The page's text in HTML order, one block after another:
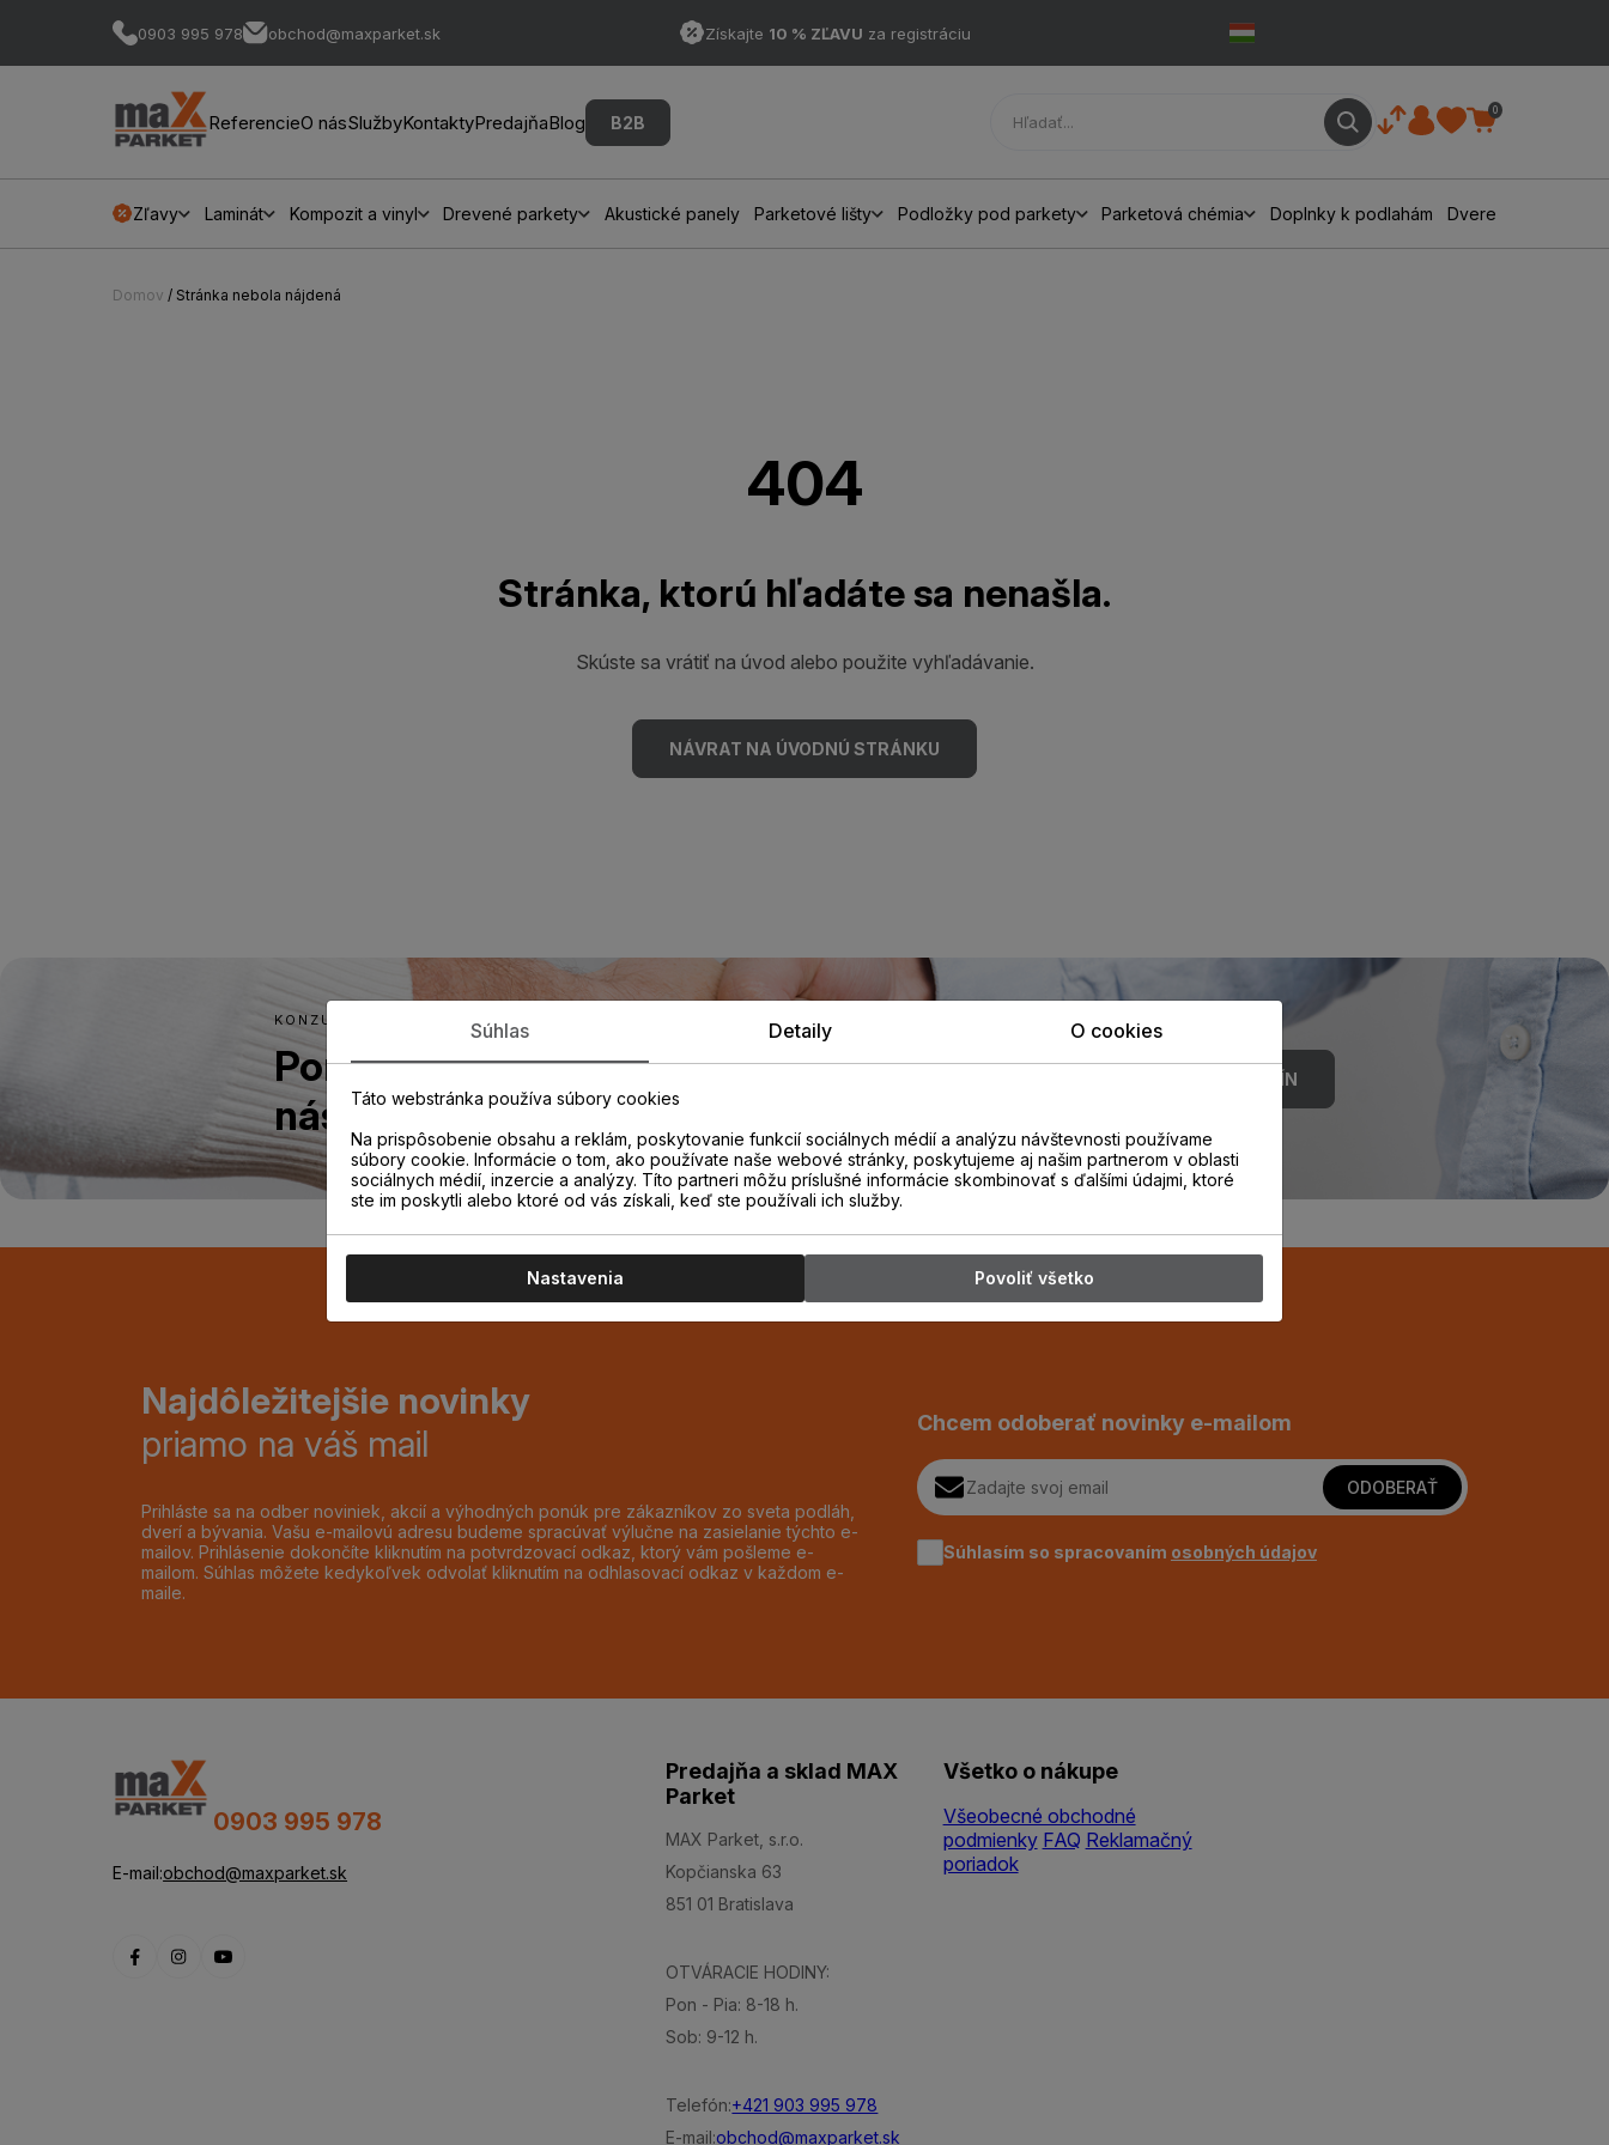
0903 995 978 obchod@maxparket.sk Získajte 10 % ZĽAVU za registráciu
ReferencieO násSlužbyKontaktyPredajňaBlog B2B
0
Zľavy Laminát Kompozit a vinyl Drevené parkety Akustické panely Parketové lišty Podložky pod parkety Parketová chémia Doplnky k podlahám Dvere
Domov / Stránka nebola nájdená
404
Stránka, ktorú hľadáte sa nenašla.
Skúste sa vrátiť na úvod alebo použite vyhľadávanie.
NÁVRAT NA ÚVODNÚ STRÁNKU
KONZULTÁCIA
Poraďte sa s odborníkom u
nás na predajni.
REZERVOVAŤ TERMÍN
Najdôležitejšie novinky
priamo na váš mail
Prihláste sa na odber noviniek, akcií a výhodných ponúk pre zákazníkov zo sveta podláh,
dverí a bývania. Vašu e-mailovú adresu budeme spracúvať výlučne na zasielanie týchto e-
mailov. Prihlásenie dokončíte kliknutím na potvrdzovací odkaz, ktorý vám pošleme e-
mailom. Súhlas môžete kedykoľvek odvolať kliknutím na odhlasovací odkaz v každom e-
maile.
Chcem odoberať novinky e-mailom
ODOBERAŤ
Súhlasím so spracovaním osobných údajov
0903 995 978
E-mail:obchod@maxparket.sk
Predajňa a sklad MAX
Parket
MAX Parket, s.r.o.
Kopčianska 63
851 01 Bratislava
OTVÁRACIE HODINY:
Pon - Pia: 8-18 h.
Sob: 9-12 h.
Telefón:+421 903 995 978
E-mail:obchod@maxparket.sk
Všetko o nákupe
Všeobecné obchodné
podmienky FAQ Reklamačný
poriadok
Súhlas Detaily O cookies
Táto webstránka používa súbory cookies
Na prispôsobenie obsahu a reklám, poskytovanie funkcií sociálnych médií a analýzu návštevnosti používame
súbory cookie. Informácie o tom, ako používate naše webové stránky, poskytujeme aj našim partnerom v oblasti
sociálnych médií, inzercie a analýzy. Títo partneri môžu príslušné informácie skombinovať s ďalšími údajmi, ktoré
ste im poskytli alebo ktoré od vás získali, keď ste používali ich služby.
Nastavenia Povoliť všetko